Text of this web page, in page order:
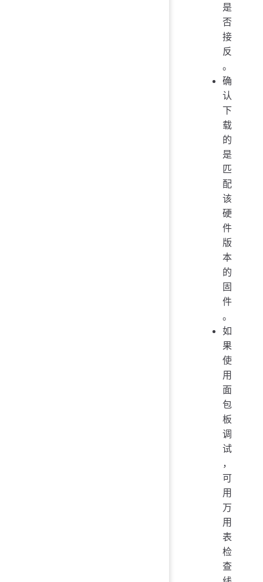
是
否
接
反
。
确
认
下
载
的
是
匹
配
该
硬
件
版
本
的
固
件
。
如
果
使
用
面
包
板
调
试
，
可
用
万
用
表
检
查